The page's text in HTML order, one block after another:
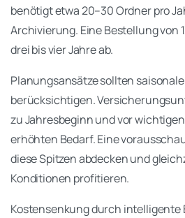
benötigt etwa 20–30 Ordner pro
Archivierung. Eine Bestellung von
drei bis vier Jahre ab.
Planungsansätze sollten
berücksichtigen.
zu Jahresbeginn und vor
erhöhten Bedarf. Eine
diese Spitzen abdecken und
Konditionen profitieren.
Kostensenkung durch intelligente